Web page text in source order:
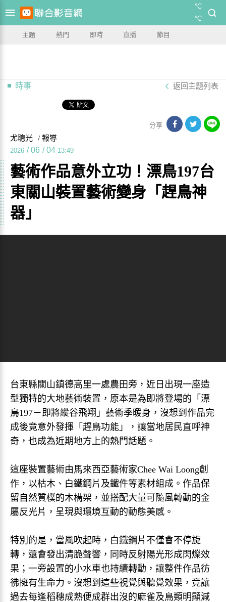
°C
°C
主題 熱門 即時 直播 節目
時事 返回主題列表
分享
尤聰光 / 報導
2026 / 06 / 04 13:49
藝術作品意外立功！漂鳥197台
東關山裝置藝術變身「趕鳥神
器」
台東縣關山鎮德高里一處農田旁，近日出現一座造
型獨特的大地藝術裝置，原本是為即將登場的「漂
鳥197－即將縱谷飛翔」藝術季暖身，沒想到作品完
成後竟意外發揮「趕鳥功能」，讓當地居民直呼神
奇，也成為近期地方上的熱門話題。
這座裝置藝術由馬來西亞藝術家Chee Wai Loong創
作，以枯木、白鐵鋼片及鐵件等素材組成。作品保
留自然質樸的木構架，並搭配大量可隨風轉動的金
屬反光片，呈現與環境互動的動態美感。
特別的是，當風吹起時，白鐵鋼片不僅會不停旋
轉，還會發出清脆聲響，同時反射陽光形成閃爍效
果；一旁設置的小水車也持續轉動，讓整件作品彷
彿擁有生命力。沒想到這些視覺與聽覺效果，竟讓
過去每逢稻穗成熟便成群出沒的麻雀及鳥類明顯減